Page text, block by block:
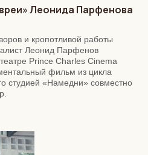
Леонида Парфенова
и кропотливой работы
Леонид Парфенов
Prince Charles Cinema
фильм из цикла
студией «Намедни» совместно